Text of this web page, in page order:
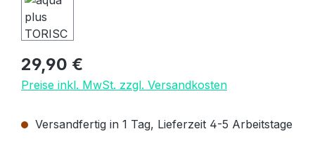
Regulärer Preis:
29,90 €
Preise inkl. MwSt. zzgl. Versandkosten
Versandfertig in 1 Tag, Lieferzeit 4-5 Arbeitstage